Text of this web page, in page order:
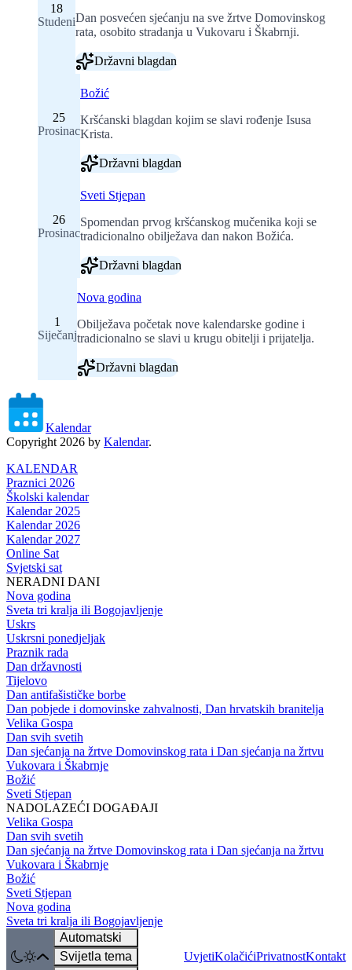
18
StudeniDan posvećen sjećanju na sve žrtve Domovinskog
rata, osobito stradanja u Vukovaru i Škabrnji.
Državni blagdan
25
Prosinac
Božić
Kršćanski blagdan kojim se slavi rođenje Isusa
Krista.
Državni blagdan
26
Prosinac
Sveti Stjepan
Spomendan prvog kršćanskog mučenika koji se
tradicionalno obilježava dan nakon Božića.
Državni blagdan
1
Siječanj
Nova godina
Obilježava početak nove kalendarske godine i
tradicionalno se slavi u krugu obitelji i prijatelja.
Državni blagdan
Kalendar
Copyright 2026 by Kalendar.
KALENDAR
Praznici 2026
Školski kalendar
Kalendar 2025
Kalendar 2026
Kalendar 2027
Online Sat
Svjetski sat
NERADNI DANI
Nova godina
Sveta tri kralja ili Bogojavljenje
Uskrs
Uskrsni ponedjeljak
Praznik rada
Dan državnosti
Tijelovo
Dan antifašističke borbe
Dan pobjede i domovinske zahvalnosti, Dan hrvatskih branitelja
Velika Gospa
Dan svih svetih
Dan sjećanja na žrtve Domovinskog rata i Dan sjećanja na žrtvu
Vukovara i Škabrnje
Božić
Sveti Stjepan
NADOLAZEĆI DOGAĐAJI
Velika Gospa
Dan svih svetih
Dan sjećanja na žrtve Domovinskog rata i Dan sjećanja na žrtvu
Vukovara i Škabrnje
Božić
Sveti Stjepan
Nova godina
Sveta tri kralja ili Bogojavljenje
Automatski
Svijetla tema
UvjetiKolačićiPrivatnostKontakt